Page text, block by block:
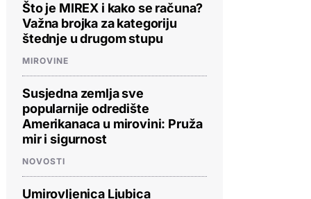
Što je MIREX i kako se računa?
Važna brojka za kategoriju
štednje u drugom stupu
MIROVINE
Susjedna zemlja sve
popularnije odredište
Amerikanaca u mirovini: Pruža
mir i sigurnost
NOVOSTI
Umirovljenica Ljubica